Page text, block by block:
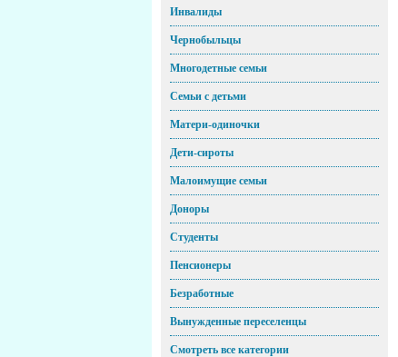
Инвалиды
Чернобыльцы
Многодетные семьи
Семьи с детьми
Матери-одиночки
Дети-сироты
Малоимущие семьи
Доноры
Студенты
Пенсионеры
Безработные
Вынужденные переселенцы
Смотреть все категории